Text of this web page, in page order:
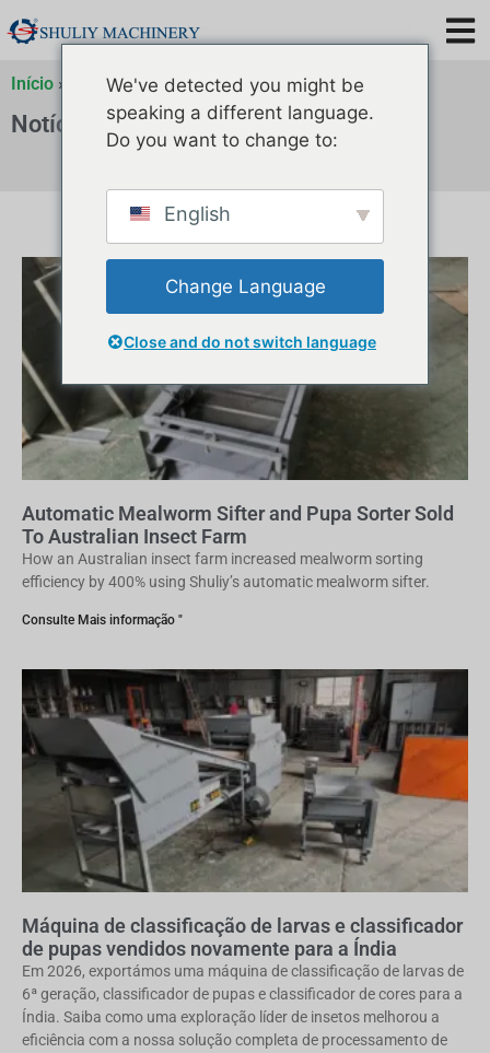
Início » Notícias
Notícias
Automatic Mealworm Sifter and Pupa Sorter Sold
To Australian Insect Farm
How an Australian insect farm increased mealworm sorting
efficiency by 400% using Shuliy’s automatic mealworm sifter.
Consulte Mais informação "
Máquina de classificação de larvas e classificador
de pupas vendidos novamente para a Índia
Em 2026, exportámos uma máquina de classificação de larvas de
6ª geração, classificador de pupas e classificador de cores para a
Índia. Saiba como uma exploração líder de insetos melhorou a
eficiência com a nossa solução completa de processamento de
We've detected you might be
speaking a different language.
Do you want to change to:
English
Change Language
Close and do not switch language